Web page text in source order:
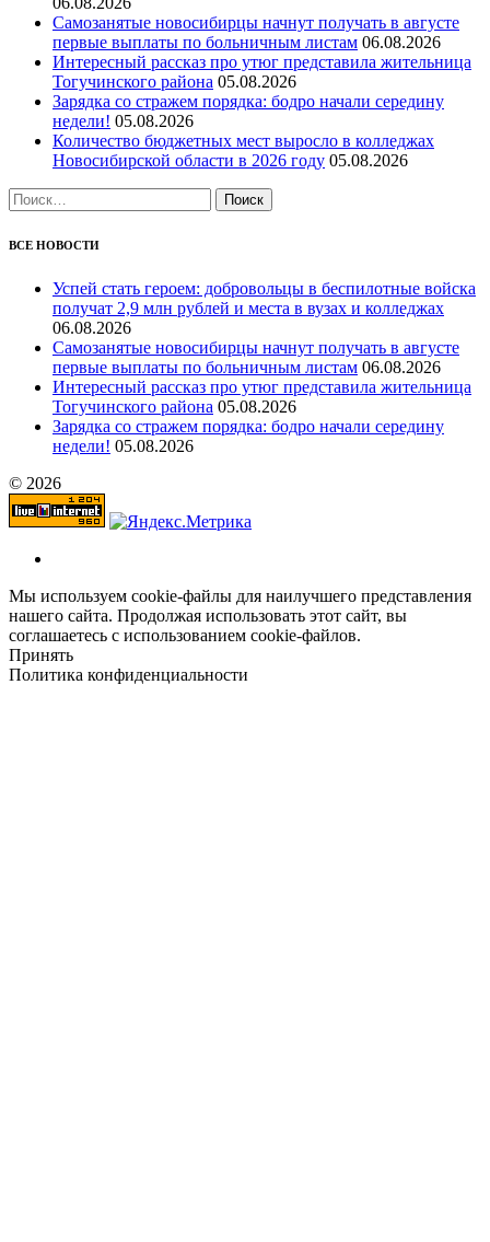
Самозанятые новосибирцы начнут получать в августе
первые выплаты по больничным листам 06.08.2026
Интересный рассказ про утюг представила жительница
Тогучинского района 05.08.2026
Зарядка со стражем порядка: бодро начали середину
недели! 05.08.2026
Количество бюджетных мест выросло в колледжах
Новосибирской области в 2026 году 05.08.2026
Найти:
ВСЕ НОВОСТИ
Успей стать героем: добровольцы в беспилотные войска
получат 2,9 млн рублей и места в вузах и колледжах
06.08.2026
Самозанятые новосибирцы начнут получать в августе
первые выплаты по больничным листам 06.08.2026
Интересный рассказ про утюг представила жительница
Тогучинского района 05.08.2026
Зарядка со стражем порядка: бодро начали середину
недели! 05.08.2026
© 2026
Мы используем cookie-файлы для наилучшего представления
нашего сайта. Продолжая использовать этот сайт, вы
соглашаетесь с использованием cookie-файлов.
Принять
Политика конфиденциальности